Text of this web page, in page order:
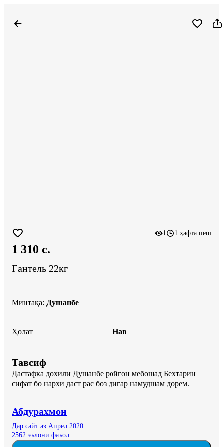
1 1 ҳафта пеш
1 310 c.
Гантель 22кг
Минтақа: Душанбе
Ҳолат Нав
Тавсиф
Дастафка дохили Душанбе ройгон мебошад Бехтарин
сифат бо нархи даст рас боз дигар намудшам дорем.
Абдурахмон
Дар сайт аз Апрел 2020
2562 эълони фаъол